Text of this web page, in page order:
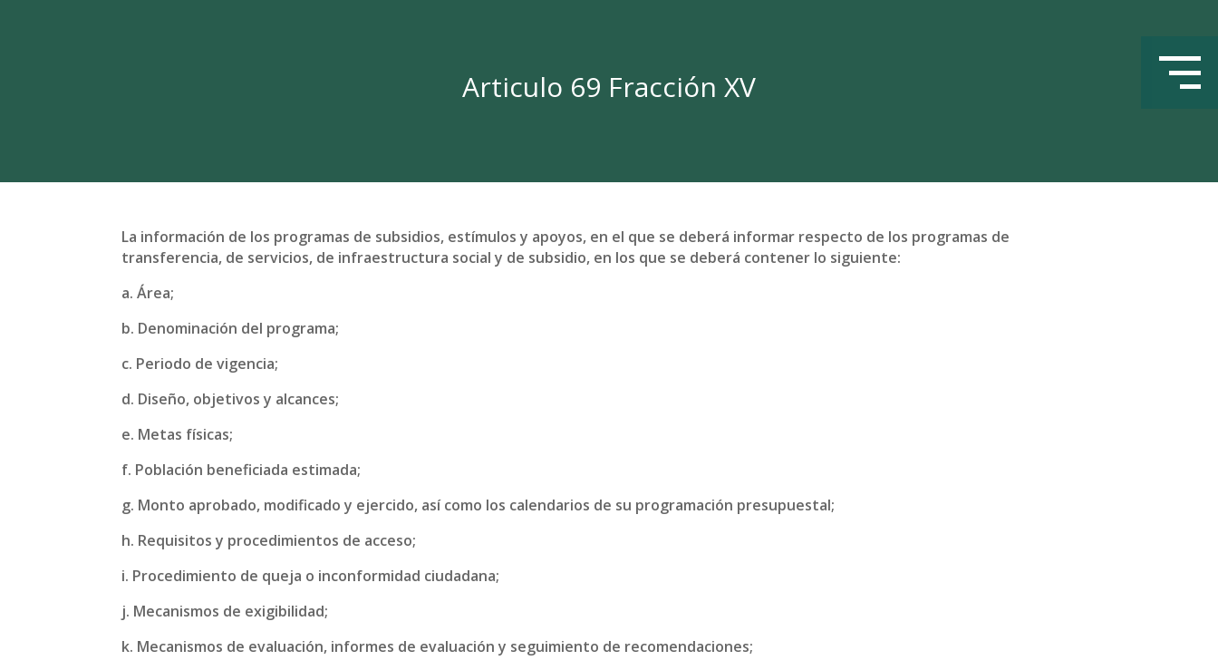
Articulo 69 Fracción XV
La información de los programas de subsidios, estímulos y apoyos, en el que se deberá informar respecto de los programas de
transferencia, de servicios, de infraestructura social y de subsidio, en los que se deberá contener lo siguiente:
a. Área;
b. Denominación del programa;
c. Periodo de vigencia;
d. Diseño, objetivos y alcances;
e. Metas físicas;
f. Población beneficiada estimada;
g. Monto aprobado, modificado y ejercido, así como los calendarios de su programación presupuestal;
h. Requisitos y procedimientos de acceso;
i. Procedimiento de queja o inconformidad ciudadana;
j. Mecanismos de exigibilidad;
k. Mecanismos de evaluación, informes de evaluación y seguimiento de recomendaciones;